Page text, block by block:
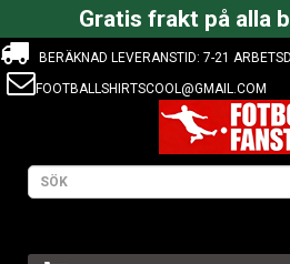
Gratis frakt på alla
BERÄKNAD LEVERANSTID: 7-21
FOOTBALLSHIRTSCOOL@GMAIL.COM